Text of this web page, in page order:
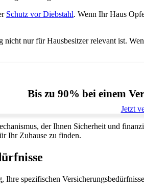
Schutz vor Diebstahl. Wenn Ihr Haus
nicht nur für Hausbesitzer relevant ist.
Bis zu 90% bei einem
Jetzt
der Ihnen Sicherheit und
Ihr Zuhause zu finden.
spezifischen